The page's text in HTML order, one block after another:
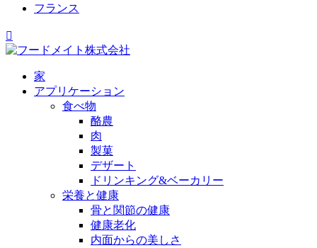
フランス

家
アプリケーション
食べ物
酪農
肉
製菓
デザート
ドリンキング&ベーカリー
栄養と健康
骨と関節の健康
健康老化
内面からの美しさ